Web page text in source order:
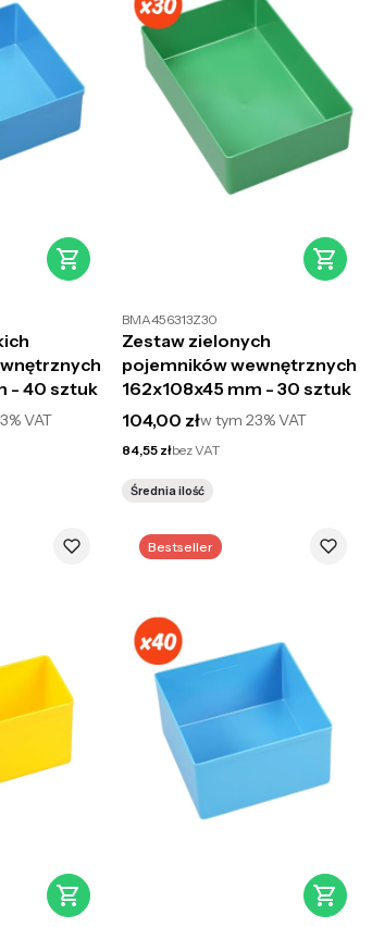
- 40 sztuk
VAT
BMA456313Z30
Zestaw zielonych
pojemników wewnętrznych
162x108x45 mm - 30 sztuk
Cena brutto
104,00 złw tym23%VAT
Cena netto
84,55 złbez VAT
Średnia ilość
Bestseller